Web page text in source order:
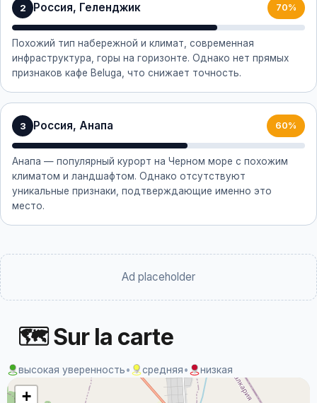
2 Россия, Геленджик 70%
Похожий тип набережной и климат, современная
инфраструктура, горы на горизонте. Однако нет прямых
признаков кафе Beluga, что снижает точность.
3 Россия, Анапа 60%
Анапа — популярный курорт на Черном море с похожим
климатом и ландшафтом. Однако отсутствуют
уникальные признаки, подтверждающие именно это
место.
Ad placeholder
🗺 Sur la carte
высокая уверенность• средняя• низкая
+